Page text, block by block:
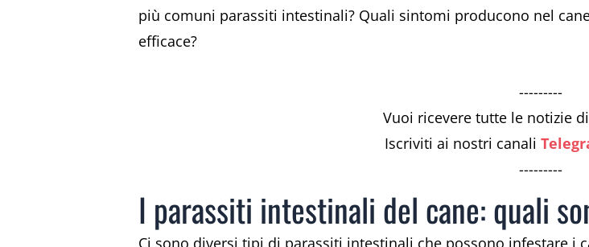
più comuni parassiti intestinali? Quali sintomi producono nel
efficace?
---------
Vuoi ricevere tutte le notizie
Iscriviti ai nostri canali
---------
I parassiti intestinali del cane: quali
Ci sono diversi tipi di parassiti intestinali che possono infestare i